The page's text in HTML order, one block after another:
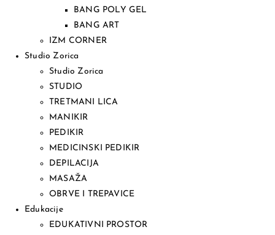
BANG POLY GEL
BANG ART
IZM CORNER
Studio Zorica
Studio Zorica
STUDIO
TRETMANI LICA
MANIKIR
PEDIKIR
MEDICINSKI PEDIKIR
DEPILACIJA
MASAŽA
OBRVE I TREPAVICE
Edukacije
EDUKATIVNI PROSTOR